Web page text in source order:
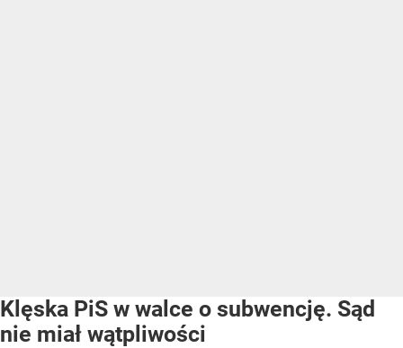
Klęska PiS w walce o subwencję. Sąd
nie miał wątpliwości